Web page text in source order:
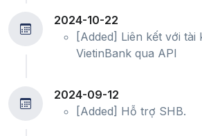
2024-10-22
[Added] Liên kết với tài
VietinBank qua API
2024-09-12
[Added] Hỗ trợ SHB.